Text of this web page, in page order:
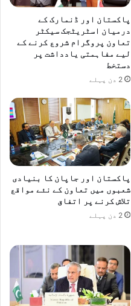
پاکستان اور ڈنمارک کے
درمیان اسٹریٹجک سیکٹر
تعاون پروگرام شروع کرنے کے
لیے مفاہمتی یادداشت پر
دستخط
2 دن پہلے
پاکستان اور جاپان کا بنیادی
شعبوں میں تعاون کے نئے مواقع
تلاش کرنے پر اتفاق
2 دن پہلے